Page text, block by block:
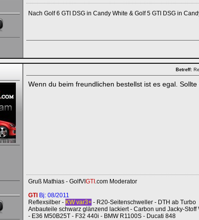
Nach Golf 6 GTI DSG in Candy White & Golf 5 GTI DSG in
Betreff:
Wenn du beim freundlichen bestellst ist es egal.
Gruß Mathias - GolfVI GTI .com Moderator
GTI Bj: 08/2011
Reflexsilber - KW var3+ - R20-Seitenschweller - DTH ab Turbo
Anbauteile schwarz glänzend lackiert - Carbon und Jacky-
- E36 M50B25T - F32 440i - BMW R1100S - Ducati 848